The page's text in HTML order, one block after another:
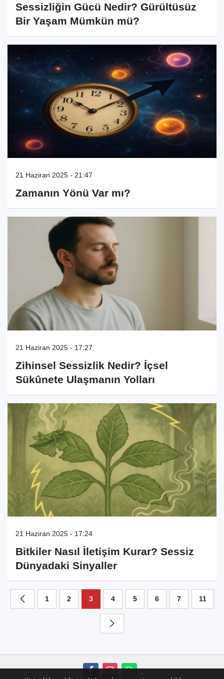
Sessizliğin Gücü Nedir? Gürültüsüz
Bir Yaşam Mümkün mü?
21 Haziran 2025 - 21:47
Zamanın Yönü Var mı?
21 Haziran 2025 - 17:27
Zihinsel Sessizlik Nedir? İçsel
Sükûnete Ulaşmanın Yolları
21 Haziran 2025 - 17:24
Bitkiler Nasıl İletişim Kurar? Sessiz
Dünyadaki Sinyaller
1 2 3 4 5 6 7 11